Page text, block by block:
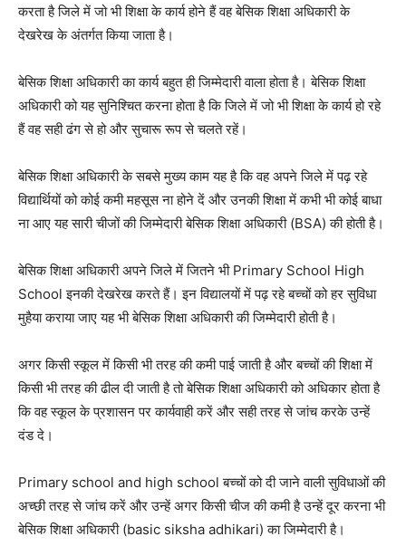
करता है जिले में जो भी शिक्षा के कार्य होने हैं वह बेसिक शिक्षा अधिकारी के
देखरेख के अंतर्गत किया जाता है।
बेसिक शिक्षा अधिकारी का कार्य बहुत ही जिम्मेदारी वाला होता है। बेसिक शिक्षा
अधिकारी को यह सुनिश्चित करना होता है कि जिले में जो भी शिक्षा के कार्य हो रहे
हैं वह सही ढंग से हो और सुचारू रूप से चलते रहें।
बेसिक शिक्षा अधिकारी के सबसे मुख्य काम यह है कि वह अपने जिले में पढ़ रहे
विद्यार्थियों को कोई कमी महसूस ना होने दें और उनकी शिक्षा में कभी भी कोई बाधा
ना आए यह सारी चीजों की जिम्मेदारी बेसिक शिक्षा अधिकारी (BSA) की होती है।
बेसिक शिक्षा अधिकारी अपने जिले में जितने भी Primary School High
School इनकी देखरेख करते हैं। इन विद्यालयों में पढ़ रहे बच्चों को हर सुविधा
मुहैया कराया जाए यह भी बेसिक शिक्षा अधिकारी की जिम्मेदारी होती है।
अगर किसी स्कूल में किसी भी तरह की कमी पाई जाती है और बच्चों की शिक्षा में
किसी भी तरह की ढील दी जाती है तो बेसिक शिक्षा अधिकारी को अधिकार होता है
कि वह स्कूल के प्रशासन पर कार्यवाही करें और सही तरह से जांच करके उन्हें
दंड दे।
Primary school and high school बच्चों को दी जाने वाली सुविधाओं की
अच्छी तरह से जांच करें और उन्हें अगर किसी चीज की कमी है उन्हें दूर करना भी
बेसिक शिक्षा अधिकारी (basic siksha adhikari) का जिम्मेदारी है।